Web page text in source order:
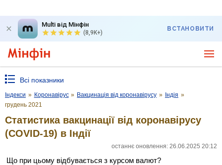
Multi від Мінфін
(8,9K+)
ВСТАНОВИТИ
Всі показники
Індекси » Коронавірус » Вакцинація від коронавірусу » Індія »
грудень 2021
Статистика вакцинації від коронавірусу
(COVID-19) в Індії
останнє оновлення: 26.06.2025 20:12
Що при цьому відбувається з курсом валют?